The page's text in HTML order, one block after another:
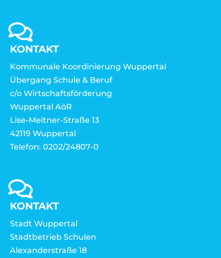
KONTAKT
Kommunale Koordinierung Wuppertal
Übergang Schule & Beruf
c/o Wirtschaftsförderung
Wuppertal AöR
Lise-Meitner-Straße 13
42119 Wuppertal
Telefon: 0202/24807-0
KONTAKT
Stadt Wuppertal
Stadtbetrieb Schulen
Alexanderstraße 18